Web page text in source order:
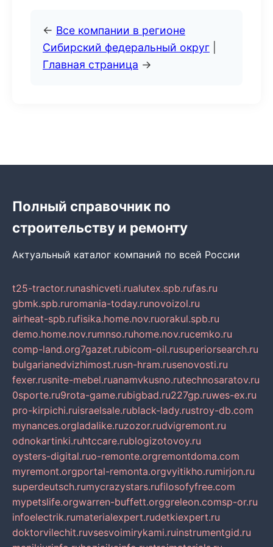
← Все компании в регионе
Сибирский федеральный округ
Главная страница →
Полный справочник по
строительству и ремонту
Актуальный каталог компаний по всей России
t25-tractor.runashicveti.rualutex.spb.rufas.ru
gbmk.spb.ruromania-today.runovoizol.ru
airheat-spb.rufisika.home.nov.ruorakul.spb.ru
demo.home.nov.rumnso.ruhome.nov.rucemko.ru
comp-land.org7gazet.rubicom-oil.rusuperiorsearch.ru
bulgarianedvizhimost.rusn-hram.rusenovosti.ru
fexer.rusnite-mebel.ruanamvkusno.rutechnosaratov.ru
0sporte.ru9rota-game.rubigbad.ru227gp.ruwes-ex.ru
pro-kirpichi.ruisraelsale.rublack-lady.rustroy-db.com
mynances.orgladalike.ruzozor.rudvigremont.ru
odnokartinki.ruhtccare.rublogizotovoy.ru
oysters-digital.ruo-remonte.orgremontdoma.com
myremont.orgportal-remonta.orgvyitikho.rumirjon.ru
superdeutsch.rumycrazystars.rufilosofyfree.com
mypetslife.orgwarren-buffett.orggreleon.comsp-or.ru
infoelectrik.rumaterialexpert.rudetkiexpert.ru
doktorvilechit.ruvsesvoimirykami.ruinstrumentgid.ru